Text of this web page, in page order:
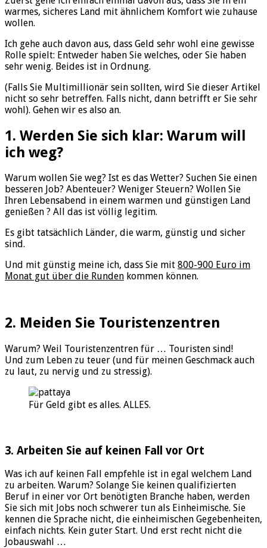
warmes, sicheres Land mit ähnlichem Komfort wie zuhause
wollen.
Ich gehe auch davon aus, dass Geld sehr wohl eine gewisse
Rolle spielt: Entweder haben Sie welches, oder Sie haben
sehr wenig. Beides ist in Ordnung.
(Falls Sie Multimillionär sein sollten, wird Sie dieser Artikel
nicht so sehr betreffen. Falls nicht, dann betrifft er Sie sehr
wohl). Gehen wir es also an.
1. Werden Sie sich klar: Warum will
ich weg?
Warum wollen Sie weg? Ist es das Wetter? Suchen Sie einen
besseren Job? Abenteuer? Weniger Steuern? Wollen Sie
Ihren Lebensabend in einem warmen und günstigen Land
genießen ? All das ist völlig legitim.
Es gibt tatsächlich Länder, die warm, günstig und sicher
sind.
Und mit günstig meine ich, dass Sie mit 800-900 Euro im
Monat gut über die Runden kommen können.
2. Meiden Sie Touristenzentren
Warum? Weil Touristenzentren für … Touristen sind!
Und zum Leben zu teuer (und für meinen Geschmack auch
zu laut, zu nervig und zu stressig).
Für Geld gibt es alles. ALLES.
3. Arbeiten Sie auf keinen Fall vor Ort
Was ich auf keinen Fall empfehle ist in egal welchem Land
zu arbeiten. Warum? Solange Sie keinen qualifizierten
Beruf in einer vor Ort benötigten Branche haben, werden
Sie sich mit Jobs noch schwerer tun als Einheimische. Sie
kennen die Sprache nicht, die einheimischen Gegebenheiten,
einfach nichts. Kein guter Start. Und erst recht nicht die
Jobauswahl …